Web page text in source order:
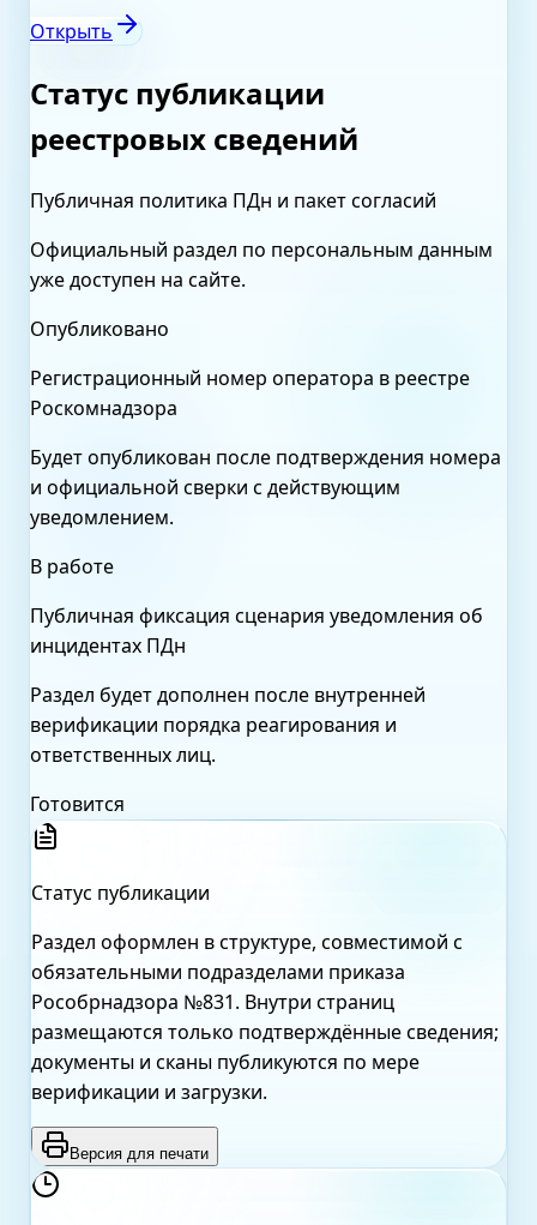
Открыть
Статус публикации
реестровых сведений
Публичная политика ПДн и пакет согласий
Официальный раздел по персональным данным
уже доступен на сайте.
Опубликовано
Регистрационный номер оператора в реестре
Роскомнадзора
Будет опубликован после подтверждения номера
и официальной сверки с действующим
уведомлением.
В работе
Публичная фиксация сценария уведомления об
инцидентах ПДн
Раздел будет дополнен после внутренней
верификации порядка реагирования и
ответственных лиц.
Готовится
Статус публикации
Раздел оформлен в структуре, совместимой с
обязательными подразделами приказа
Рособрнадзора №831. Внутри страниц
размещаются только подтверждённые сведения;
документы и сканы публикуются по мере
верификации и загрузки.
Версия для печати